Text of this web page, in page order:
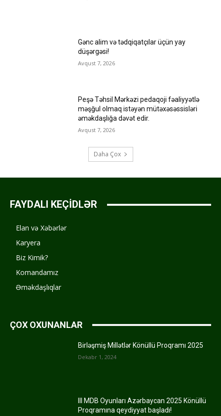
Gənc alim və tədqiqatçılar üçün yay
düşərgəsi!
Avqust 7, 2026
Peşə Təhsil Mərkəzi pedaqoji fəaliyyətlə
məşğul olmaq istəyən mütəxəsəssisləri
əməkdaşlığa dəvət edir.
Avqust 7, 2026
Daha Çox
FAYDALI KEÇİDLƏR
Elan və Xəbərlər
Karyera
Biz Kimik?
Komandamız
Əməkdaşlıqlar
ÇOX OXUNANLAR
Birləşmiş Millətlər Könüllü Proqramı 2025
Dekabr 1, 2024
III MDB Oyunları Azərbaycan 2025 Könüllü
Proqramına qeydiyyat başladı!